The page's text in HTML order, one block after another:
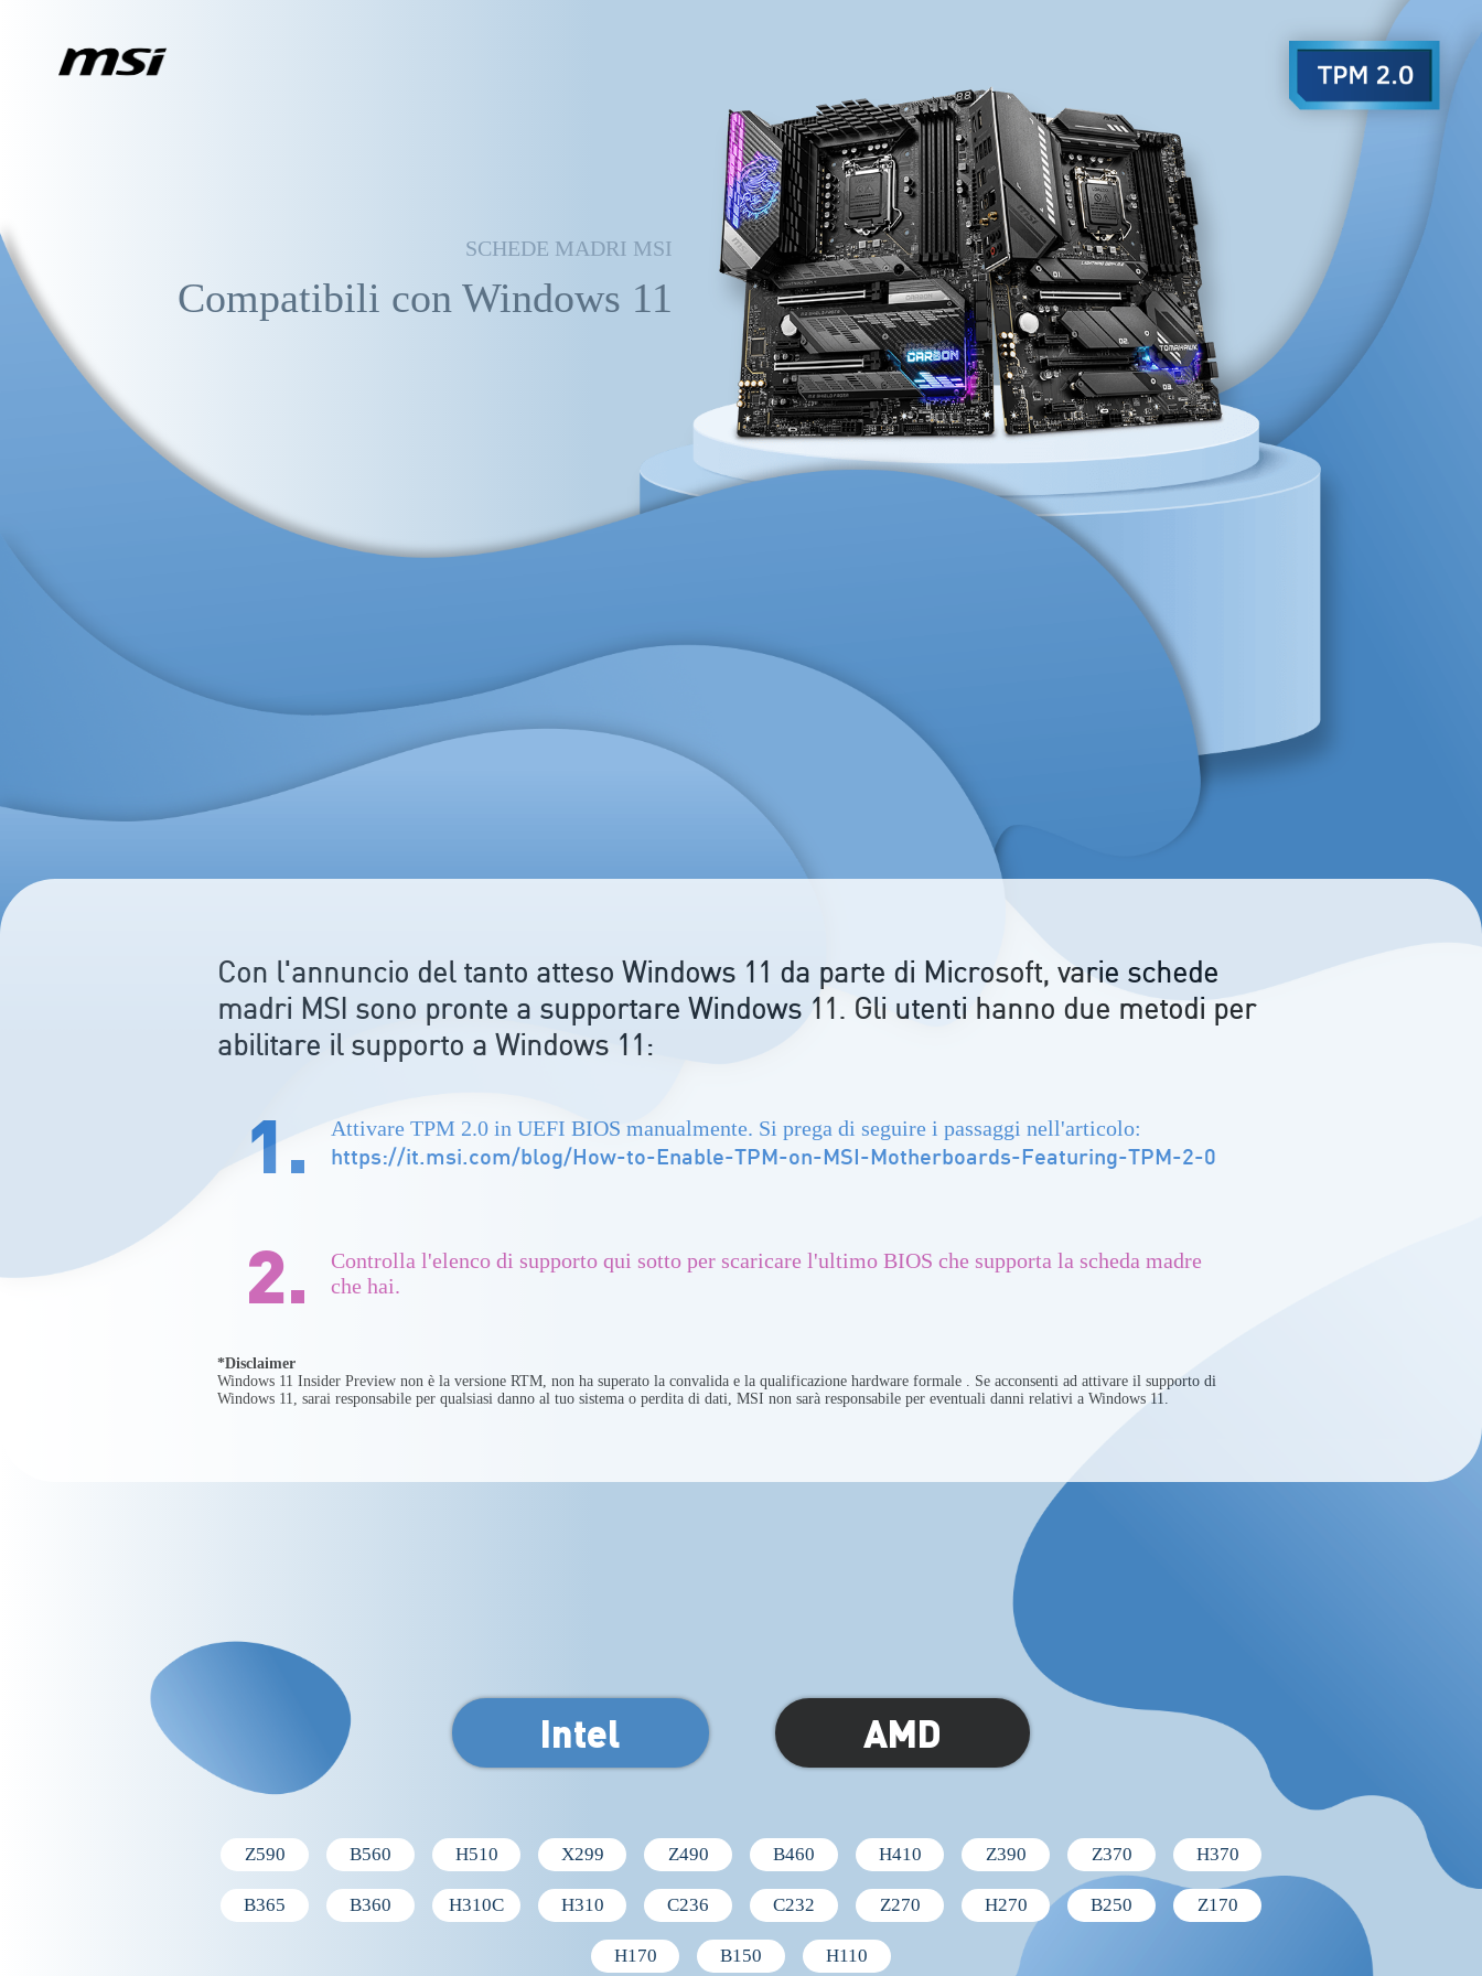
SCHEDE MADRI MSI
Compatibili con Windows 11
Con l'annuncio del tanto atteso Windows 11 da parte di Microsoft, varie schede
madri MSI sono pronte a supportare Windows 11. Gli utenti hanno due metodi per
abilitare il supporto a Windows 11:
1. Attivare TPM 2.0 in UEFI BIOS manualmente. Si prega di seguire i passaggi nell'articolo:
https://it.msi.com/blog/How-to-Enable-TPM-on-MSI-Motherboards-Featuring-TPM-2-0
2.
Controlla l'elenco di supporto qui sotto per scaricare l'ultimo BIOS che supporta la scheda madre
che hai.
*Disclaimer
Windows 11 Insider Preview non è la versione RTM, non ha superato la convalida e la qualificazione hardware formale . Se acconsenti ad attivare il supporto di
Windows 11, sarai responsabile per qualsiasi danno al tuo sistema o perdita di dati, MSI non sarà responsabile per eventuali danni relativi a Windows 11.
Intel AMD
Z590 B560 H510 X299 Z490 B460 H410 Z390 Z370 H370
B365 B360 H310C H310 C236 C232 Z270 H270 B250 Z170
H170 B150 H110